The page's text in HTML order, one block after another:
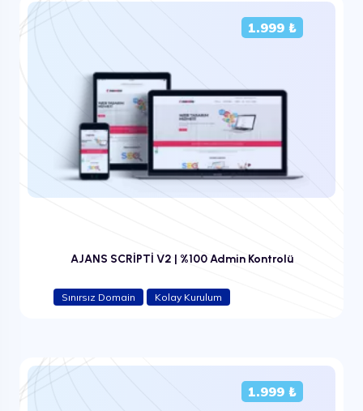
1.999 ₺
AJANS SCRİPTİ V2 | %100 Admin Kontrolü
Sınırsız Domain Kolay Kurulum
1.999 ₺